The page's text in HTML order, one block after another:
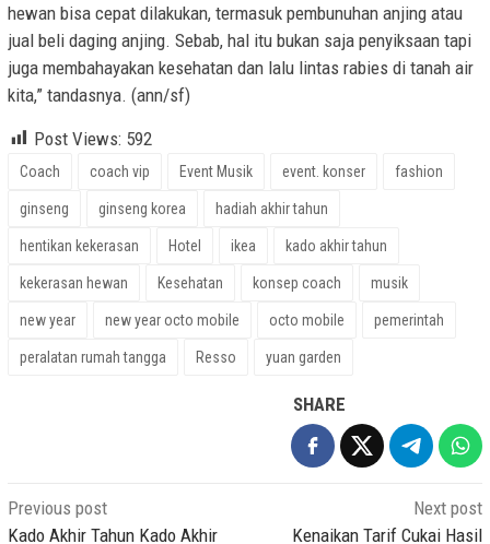
hewan bisa cepat dilakukan, termasuk pembunuhan anjing atau
jual beli daging anjing. Sebab, hal itu bukan saja penyiksaan tapi
juga membahayakan kesehatan dan lalu lintas rabies di tanah air
kita,” tandasnya. (ann/sf)
Post Views: 592
Coach coach vip Event Musik event. konser fashion
ginseng ginseng korea hadiah akhir tahun
hentikan kekerasan Hotel ikea kado akhir tahun
kekerasan hewan Kesehatan konsep coach musik
new year new year octo mobile octo mobile pemerintah
peralatan rumah tangga Resso yuan garden
SHARE
Post
Previous post
Kado Akhir Tahun Kado Akhir
Next post
Kenaikan Tarif Cukai Hasil